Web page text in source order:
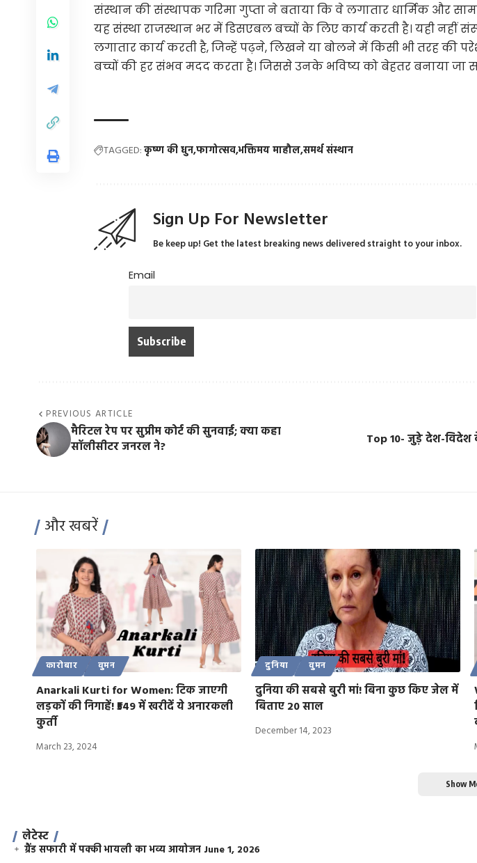
संस्थान की संस्थापक गरिमा गुप्ता ने बताया कि वे लगातार धार्मिक और
यह संस्था राजस्थान भर में डिसएबल बच्चों के लिए कार्य करती है। यही नहीं
लगातार कार्य करती है, जिन्हें पढ़ने, लिखने या बोलने में किसी भी तरह की
बच्चों की हर संभव मदद करता है। जिससे उनके भविष्य को बेहतर बनाया जा
TAGGED:कृष्ण की धुनफागोत्सवभक्तिमय माहौलसमर्थ संस्थान
Sign Up For Newsletter
Be keep up! Get the latest breaking news delivered straight to your inbox.
Email
PREVIOUS ARTICLE
मैरिटल रेप पर सुप्रीम कोर्ट की सुनवाई; क्या कहा
सॉलीसीटर जनरल ने?
Top 10- जुड़े देश-विदेश
और खबरें
कारोबार वुमन
Anarkali Kurti for Women: टिक जाएगी
लड़कों की निगाहें! ₹549 में खरीदें ये अनारकली
कुर्ती
March 23, 2024
दुनिया वुमन
दुनिया की सबसे बुरी मां! बिना कुछ किए जेल में
बिताए 20 साल
December 14, 2023
Show
लेटेस्ट
ग्रैंड सफारी में पक्की भायली का भव्य आयोजन June 1, 2026